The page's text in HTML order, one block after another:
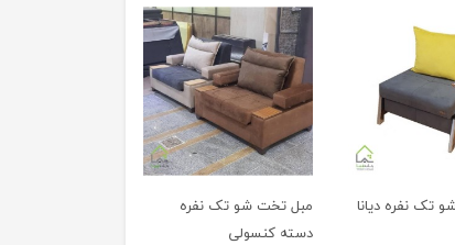
تک نفره دیانا
مبل تخت شو تک نفره
دسته کنسولی